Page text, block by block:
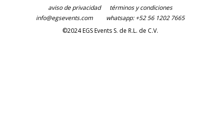
aviso de privacidad términos y condiciones
info@egsevents.com
whatsapp: +52 56 1202 7665
©2024 EGS Events S. de R.L. de C.V.